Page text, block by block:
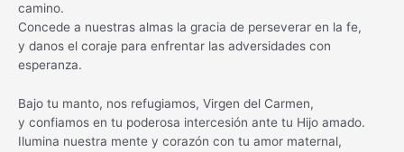
camino.
Concede a nuestras almas la gracia de perseverar en la fe,
y danos el coraje para enfrentar las adversidades con
esperanza.
Bajo tu manto, nos refugiamos, Virgen del Carmen,
y confiamos en tu poderosa intercesión ante tu Hijo amado.
Ilumina nuestra mente y corazón con tu amor maternal,